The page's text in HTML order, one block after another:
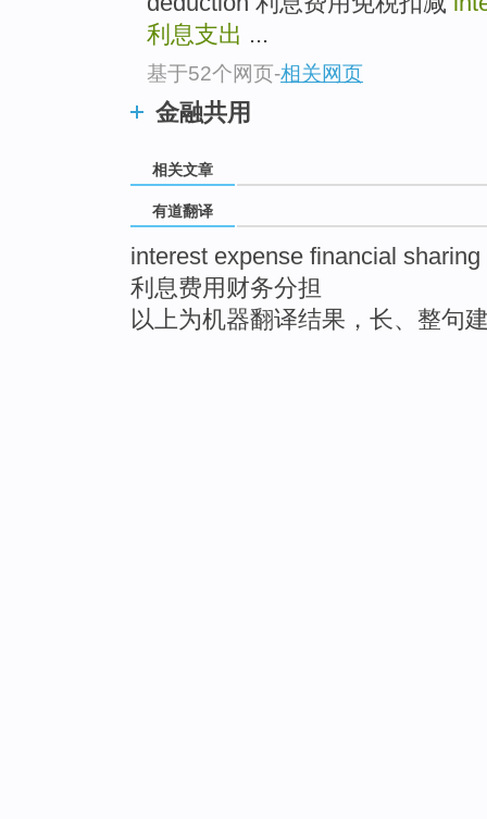
利息支出 ...
基于52个网页-相关网页
金融共用
相关文章
有道翻译
interest expense financial sharing
利息费用财务分担
以上为机器翻译结果，长、整句